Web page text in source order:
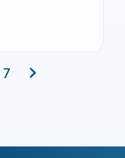
7